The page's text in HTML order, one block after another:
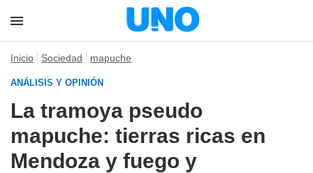
Inicio Sociedad mapuche
ANÁLISIS Y OPINIÓN
La tramoya pseudo
mapuche: tierras ricas en
Mendoza y fuego y